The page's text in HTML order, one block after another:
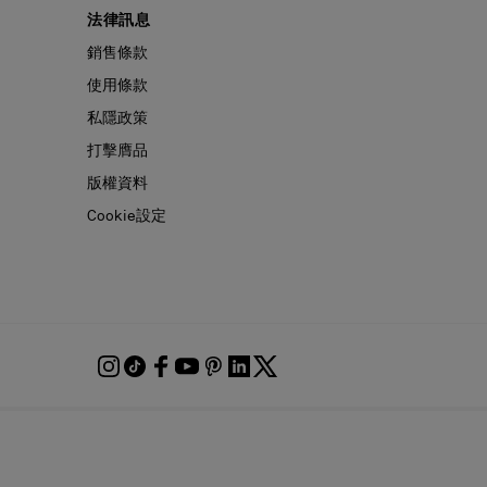
法律訊息
銷售條款
使用條款
私隱政策
打擊膺品
版權資料
Cookie設定